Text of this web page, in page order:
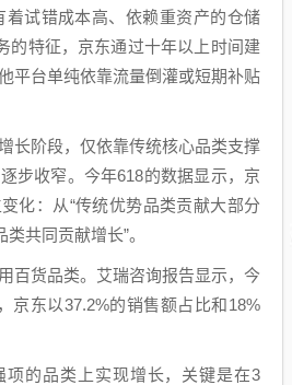
着试错成本高、依赖重资产的仓储
的特征，京东通过十年以上时间建
平台单纯依靠流量倒灌或短期补贴
长阶段，仅依靠传统核心品类支撑
步收窄。今年618的数据显示，京
化：从“传统优势品类贡献大部分
共同贡献增长”。
百货品类。艾瑞咨询报告显示，今
京东以37.2%的销售额占比和18%
项的品类上实现增长，关键是在3